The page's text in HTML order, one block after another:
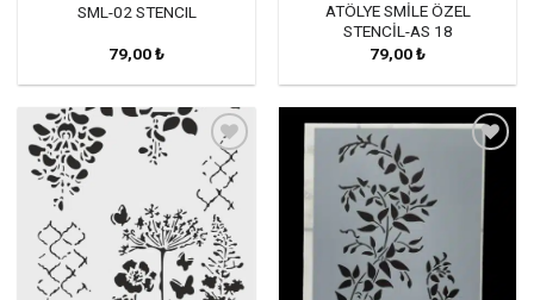
SML-02 STENCIL
79,00₺
ATÖLYE SMİLE ÖZEL
STENCİL-AS 18
79,00₺
Favorilerime
Ekle
Favorilerime